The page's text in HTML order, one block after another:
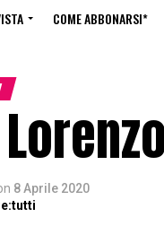
COME ABBONARSI*
8 Aprile 2020